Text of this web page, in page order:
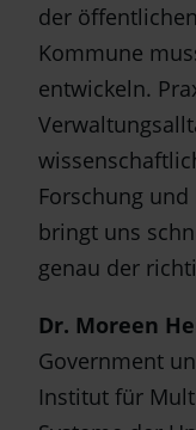
der
Kommune
entwickeln.
Forschung
bringt uns
genau der
Dr. Moreen
Government
Institut für